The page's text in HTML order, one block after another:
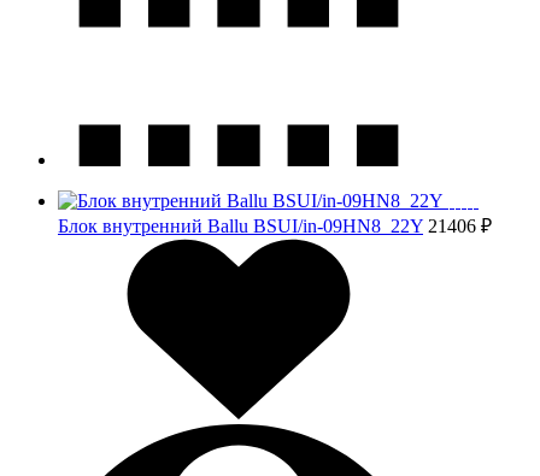
Блок внутренний Ballu BSUI/in-09HN8_22Y 21406 ₽